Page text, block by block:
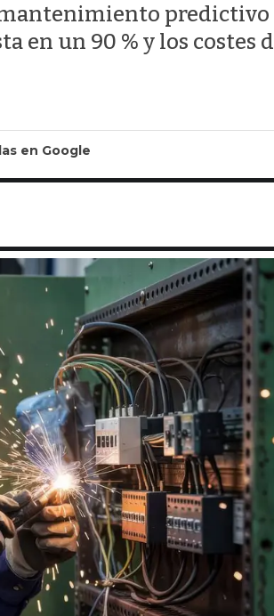
predictivo
en un 90 % y los costes
en Google
A